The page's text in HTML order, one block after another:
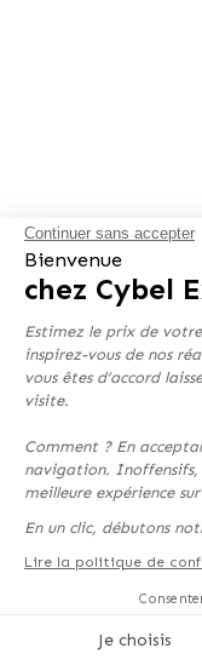
Continuer sans accepter
Bienvenue
chez Cybel
Estimez le prix de
inspirez-vous de nos
vous êtes d’accord
visite.
Comment ? En
navigation. Inoffensifs,
meilleure expérience
En un clic, débutons
Lire la politique de
Je choisis